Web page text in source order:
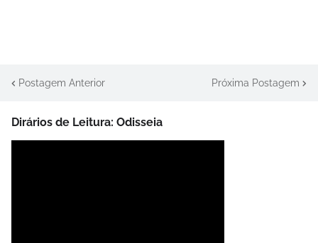
Postagem Anterior Próxima Postagem
Dirários de Leitura: Odisseia